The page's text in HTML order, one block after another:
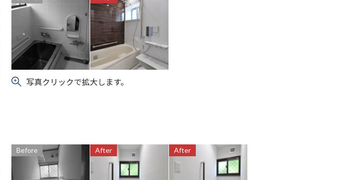
写真クリックで拡大します。
Before After After